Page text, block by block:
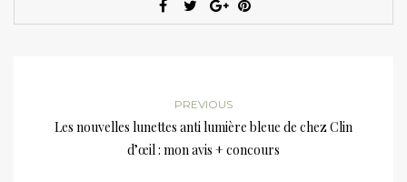
PREVIOUS
Les nouvelles lunettes anti lumière bleue de chez Clin
d’œil : mon avis + concours